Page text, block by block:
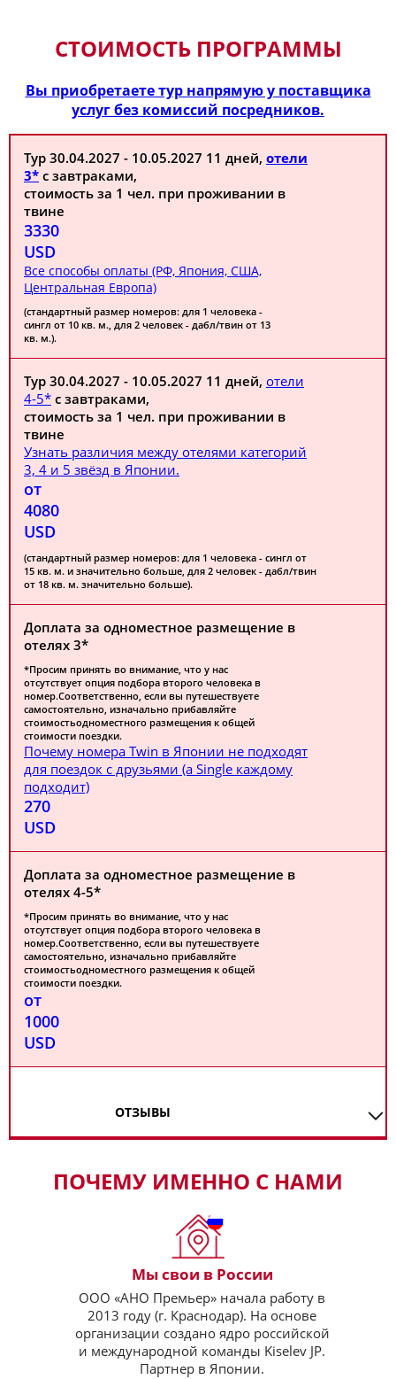
СТОИМОСТЬ ПРОГРАММЫ
Вы приобретаете тур напрямую у поставщика
услуг без комиссий посредников.
Тур 30.04.2027 - 10.05.2027 11 дней, отели
3* с завтраками,
стоимость за 1 чел. при проживании в
твине
3330
USD
Все способы оплаты (РФ, Япония, США,
Центральная Европа)
(стандартный размер номеров: для 1 человека -
сингл от 10 кв. м., для 2 человек - дабл/твин от 13
кв. м.).
Тур 30.04.2027 - 10.05.2027 11 дней, отели
4-5* с завтраками,
стоимость за 1 чел. при проживании в
твине
Узнать различия между отелями категорий
3, 4 и 5 звёзд в Японии.
от
4080
USD
(стандартный размер номеров: для 1 человека - сингл от
15 кв. м. и значительно больше, для 2 человек - дабл/твин
от 18 кв. м. значительно больше).
Доплата за одноместное размещение в
отелях 3*
*Просим принять во внимание, что у нас
отсутствует опция подбора второго человека в
номер.Соответственно, если вы путешествуете
самостоятельно, изначально прибавляйте
стоимостьодноместного размещения к общей
стоимости поездки.
Почему номера Twin в Японии не подходят
для поездок с друзьями (а Single каждому
подходит)
270
USD
Доплата за одноместное размещение в
отелях 4-5*
*Просим принять во внимание, что у нас
отсутствует опция подбора второго человека в
номер.Соответственно, если вы путешествуете
самостоятельно, изначально прибавляйте
стоимостьодноместного размещения к общей
стоимости поездки.
от
1000
USD
ОТЗЫВЫ
ПОЧЕМУ ИМЕННО С НАМИ
Мы свои в России
ООО «АНО Премьер» начала работу в
2013 году (г. Краснодар). На основе
организации создано ядро российской
и международной команды Kiselev JP.
Партнер в Японии.